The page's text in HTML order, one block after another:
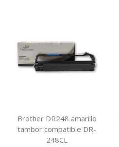
Brother DR248 amarillo
tambor compatible DR-
248CL